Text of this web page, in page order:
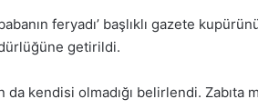
feryadı’ başlıklı gazete
getirildi.
kendisi olmadığı belirlendi. Zabıta